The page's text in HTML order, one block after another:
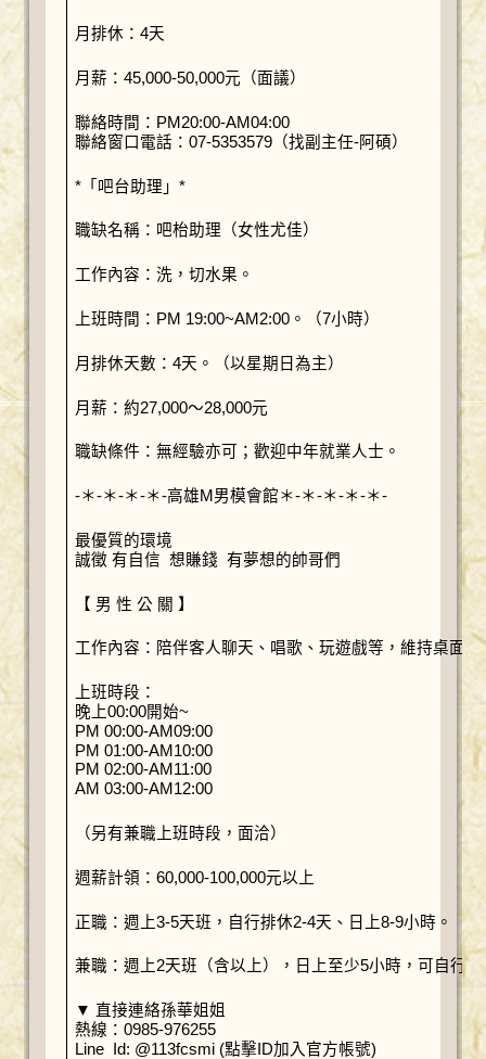
月排休：4天
月薪：45,000-50,000元（面議）
聯絡時間：PM20:00-AM04:00
聯絡窗口電話：07-5353579（找副主任-阿碩）
*「吧台助理」*
職缺名稱：吧枱助理（女性尤佳）
工作內容：洗，切水果。
上班時間：PM 19:00~AM2:00。（7小時）
月排休天數：4天。（以星期日為主）
月薪：約27,000～28,000元
職缺條件：無經驗亦可；歡迎中年就業人士。
-＊-＊-＊-＊-高雄M男模會館＊-＊-＊-＊-＊-
最優質的環境
誠徵 有自信 想賺錢 有夢想的帥哥們
【 男 性 公 關 】
工作內容：陪伴客人聊天、唱歌、玩遊戲等，維持桌面基
上班時段：
晚上00:00開始~
PM 00:00-AM09:00
PM 01:00-AM10:00
PM 02:00-AM11:00
AM 03:00-AM12:00
（另有兼職上班時段，面洽）
週薪計領：60,000-100,000元以上
正職：週上3-5天班，自行排休2-4天、日上8-9小時。
兼職：週上2天班（含以上），日上至少5小時，可自行
▼ 直接連絡孫華姐姐
熱線：0985-976255
Line Id: @113fcsmi (點擊ID加入官方帳號)